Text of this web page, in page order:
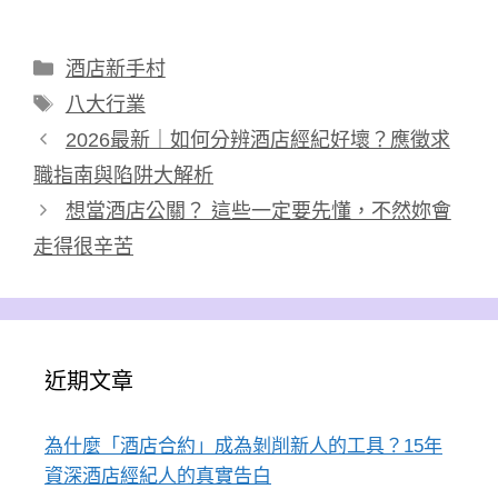
分
類
酒店新手村
標
籤
八大行業
2026最新｜如何分辨酒店經紀好壞？應徵求
職指南與陷阱大解析
想當酒店公關？ 這些一定要先懂，不然妳會
走得很辛苦
近期文章
為什麼「酒店合約」成為剝削新人的工具？15年
資深酒店經紀人的真實告白